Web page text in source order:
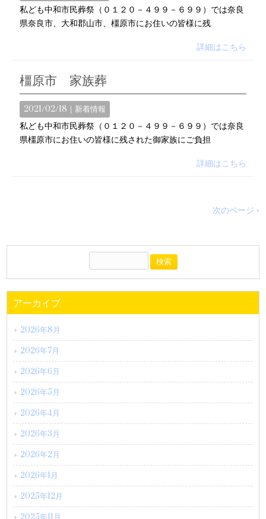
私ども中和市民葬祭（０１２０－４９９－６９９）では奈良
県奈良市、大和郡山市、橿原市にお住いの皆様に残
詳細はこちら
橿原市 家族葬
2021/02/18｜新着情報
私ども中和市民葬祭（０１２０－４９９－６９９）では奈良
県橿原市にお住いの皆様に残された御家族にご負担
詳細はこちら
次のページ »
アーカイブ
2026年8月
2026年7月
2026年6月
2026年5月
2026年4月
2026年3月
2026年2月
2026年1月
2025年12月